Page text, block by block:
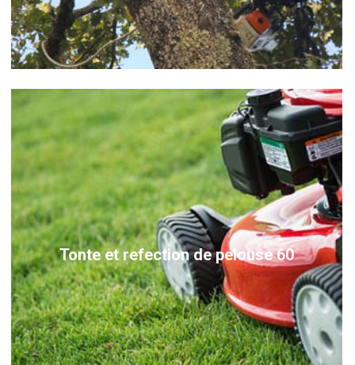
Tonte et refection de pelouse 60